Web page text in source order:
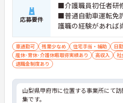
も目指せます
【IT化と手厚いフォロー体制により、
スを軽減できます】
・記録票の提出やシフト確認をすべ
ンで行えるため、手書きの書類作成
動の手間が省けケア業務に集中でき
・定期的な面談を通じて上司がフォロ
あり、訪問介護でありながら孤立す
ムの支援を受けながら業務に取り組め
応募要件
■介護職員初任者研
■普通自動車運転免
護職の経験があれば
車通勤可 残業少なめ 住宅手当・補助 日
産休･育休･介護休暇取得実績あり
高収入 社
退職金制度あり
山梨県甲府市に位置する事業所にて
集です。